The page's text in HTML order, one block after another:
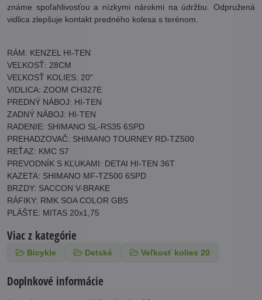
známe spoľahlivosťou a nízkymi nárokmi na údržbu. Odpružená
vidlica zlepšuje kontakt predného kolesa s terénom.
RÁM: KENZEL HI-TEN
VEĽKOSŤ: 28CM
VEĽKOSŤ KOLIES: 20"
VIDLICA: ZOOM CH327E
PREDNÝ NÁBOJ: HI-TEN
ZADNÝ NÁBOJ: HI-TEN
RADENIE: SHIMANO SL-RS35 6SPD
PREHADZOVAČ: SHIMANO TOURNEY RD-TZ500
REŤAZ: KMC S7
PREVODNÍK S KĽUKAMI: DETAI HI-TEN 36T
KAZETA: SHIMANO MF-TZ500 6SPD
BRZDY: SACCON V-BRAKE
RÁFIKY: RMK SOA COLOR GBS
PLÁŠTE: MITAS 20x1,75
Viac z kategórie
Bicykle Detské Veľkosť kolies 20
Doplnkové informácie